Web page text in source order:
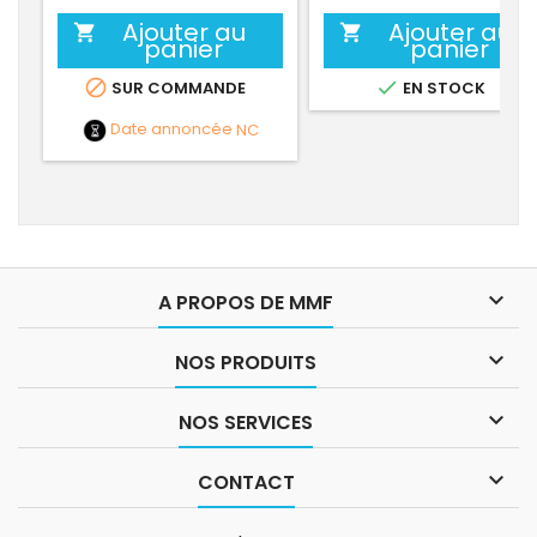
 Ajouter au
panier
 SUR COMMANDE
Date annoncée NC
 Ajouter au
panier
 EN STOCK
A PROPOS DE MMF 
NOS PRODUITS 
NOS SERVICES 
CONTACT 